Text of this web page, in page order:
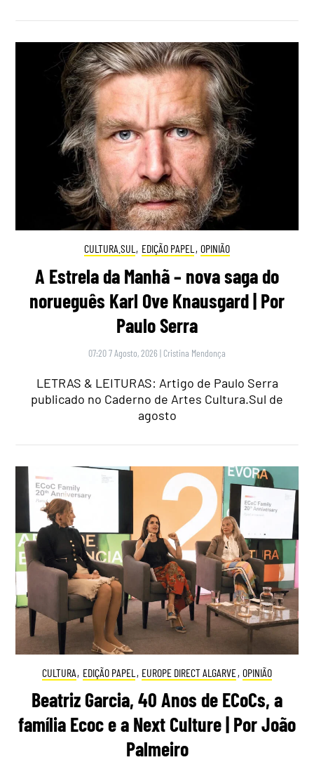
CULTURA.SUL , EDIÇÃO PAPEL , OPINIÃO
A Estrela da Manhã – nova saga do
norueguês Karl Ove Knausgard | Por
Paulo Serra
07:20 7 Agosto, 2026 | Cristina Mendonça
LETRAS & LEITURAS: Artigo de Paulo Serra
publicado no Caderno de Artes Cultura.Sul de
agosto
CULTURA, EDIÇÃO PAPEL , EUROPE DIRECT ALGARVE, OPINIÃO
Beatriz Garcia, 40 Anos de ECoCs, a
família Ecoc e a Next Culture | Por João
Palmeiro